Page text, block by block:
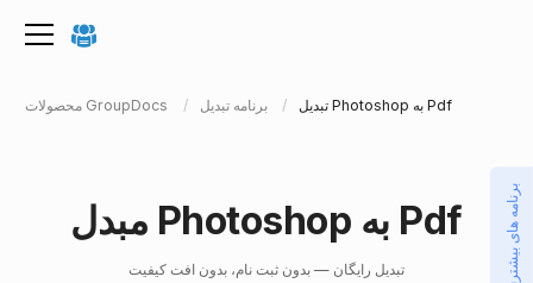
محصولات GroupDocs برنامه تبدیل تبدیل Photoshop به Pdf
مبدل Photoshop به Pdf
تبدیل رایگان — بدون ثبت نام، بدون افت کیفیت برنامه های بیشتر